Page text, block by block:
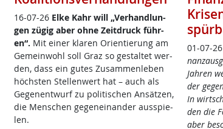
16-07-26 El­ke Kahr will „Ver­hand­lun­
gen zü­g­ig aber oh­ne Zeit­druck füh­r­
en“. Mit ei­ner kla­ren Ori­en­tie­rung am
Ge­mein­wohl soll Graz so ge­stal­tet wer­
den, dass ein gu­tes Zu­sam­men­le­ben
höchs­ten Stel­len­wert hat – auch als
Ge­gen­ent­wurf zu po­li­ti­schen An­sät­zen,
die Men­schen ge­gen­ein­an­der aus­spie­
len.
01-07-26
Jah­ren
der
In
den die
aber